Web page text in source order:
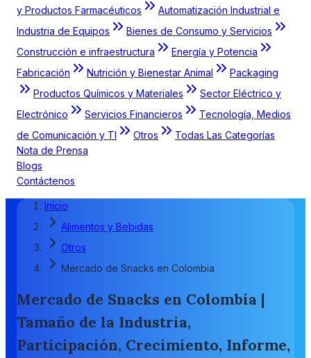
y Productos Farmacéuticos
Automatización Industrial e
Industria de Equipos
Bienes de Consumo y Servicios
Construcción e infraestructura
Energía y Potencia
Fabricación
Nutrición y Bienestar Animal
Packaging
Productos Químicos y Materiales
Sector Eléctrico y
Electrónico
Servicios Financieros
Tecnología, Medios
de Comunicación y TI
Otros
Todas Las Categorías
Nota de Prensa
Blogs
Contáctenos
Inicio
Alimentos y Bebidas
Otros
Mercado de Snacks en Colombia
Mercado de Snacks en Colombia |
Tamaño de la Industria,
Participación, Crecimiento, Informe,